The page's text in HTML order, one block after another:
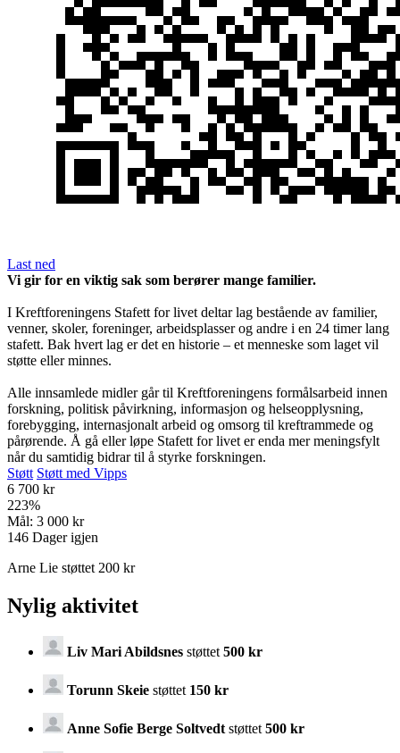
Last ned
Vi gir for en viktig sak som berører mange familier.
I Kreftforeningens Stafett for livet deltar lag bestående av familier,
venner, skoler, foreninger, arbeidsplasser og andre i en 24 timer lang
stafett. Bak hvert lag er det en historie – et menneske som laget vil
støtte eller minnes.
Alle innsamlede midler går til Kreftforeningens formålsarbeid innen
forskning, politisk påvirkning, informasjon og helseopplysning,
forebygging, internasjonalt arbeid og omsorg til kreftrammede og
pårørende. Å gå eller løpe Stafett for livet er enda mer meningsfylt
når du samtidig bidrar til å styrke forskningen.
Støtt Støtt med Vipps
6 700 kr
223%
Mål: 3 000 kr
146 Dager igjen
Arne Lie støttet 200 kr
Nylig aktivitet
Liv Mari Abildsnes støttet 500 kr
Torunn Skeie støttet 150 kr
Anne Sofie Berge Soltvedt støttet 500 kr